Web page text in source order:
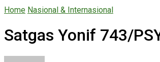
Home Nasional & Internasional
Satgas Yonif 743/